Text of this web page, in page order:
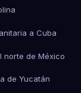
a Cuba
norte de México
de Yucatán